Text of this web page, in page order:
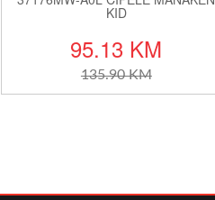
KID
95.13 KM
135.90 KM